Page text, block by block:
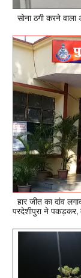
सोना ठगी करने वाला
हार जीत का दांव
परदेशीपुरा ने